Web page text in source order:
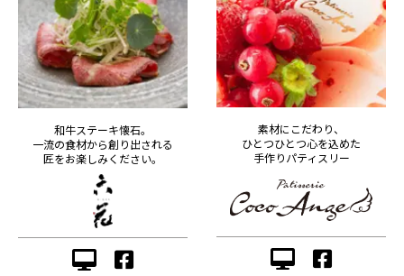
和牛ステーキ懐石。
一流の食材から創り出される
匠をお楽しみください。
素材にこだわり、
ひとつひとつ心を込めた
手作りパティスリー